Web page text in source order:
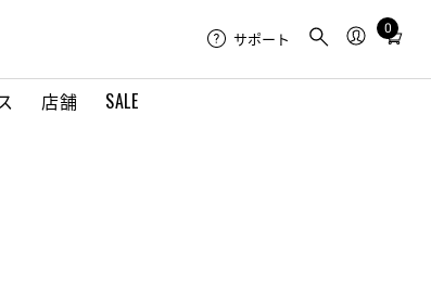
店舗 SALE
サポート
0
Total
in